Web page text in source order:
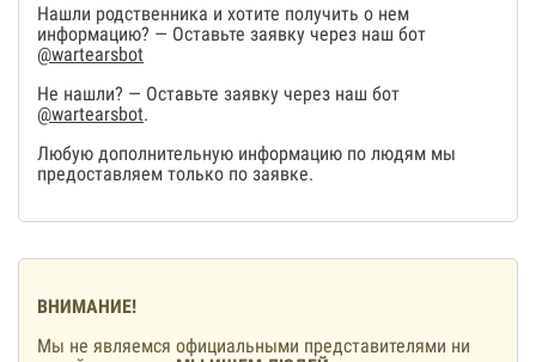
Нашли родственника и хотите получить о нем
информацию? — Оставьте заявку через наш бот
@wartearsbot
Не нашли? — Оставьте заявку через наш бот
@wartearsbot.
Любую дополнительную информацию по людям мы
предоставляем только по заявке.
ВНИМАНИЕ!
Мы не являемся официальными представителями ни